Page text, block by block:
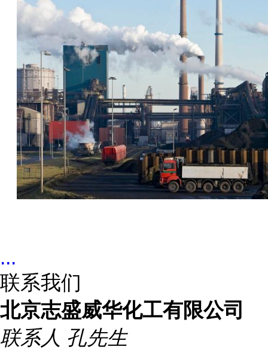
...
联系我们
北京志盛威华化工有限公司
联系人 孔先生